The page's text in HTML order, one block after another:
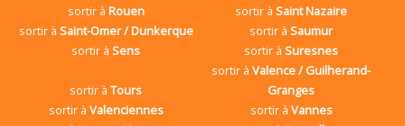
sortir à Rouen sortir àSaint Nazaire
sortir à Saint-Omer / Dunkerque sortir àSaumur
sortir àSens sortir àSuresnes
sortir àTours
sortir àValence / Guilherand-
Granges
sortir à Valenciennes sortir à Vannes